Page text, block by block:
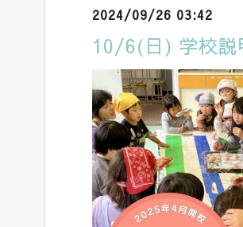
2024/09/26 03:42
10/6(日) 学校説